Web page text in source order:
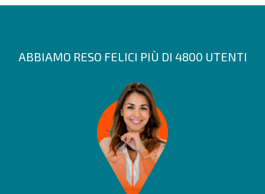
ABBIAMO RESO FELICI PIÙ DI 4800 UTENTI